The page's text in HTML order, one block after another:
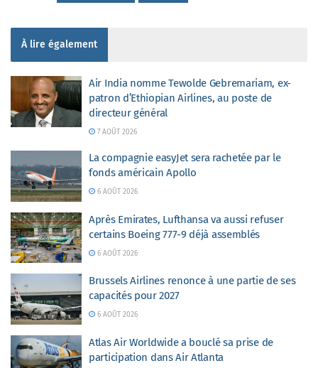
À lire également
Air India nomme Tewolde Gebremariam, ex-
patron d’Ethiopian Airlines, au poste de
directeur général
7 AOÛT 2026
La compagnie easyJet sera rachetée par le
fonds américain Apollo
6 AOÛT 2026
Après Emirates, Lufthansa va aussi refuser
certains Boeing 777-9 déjà assemblés
6 AOÛT 2026
Brussels Airlines renonce à une partie de ses
capacités pour 2027
6 AOÛT 2026
Atlas Air Worldwide a bouclé sa prise de
participation dans Air Atlanta